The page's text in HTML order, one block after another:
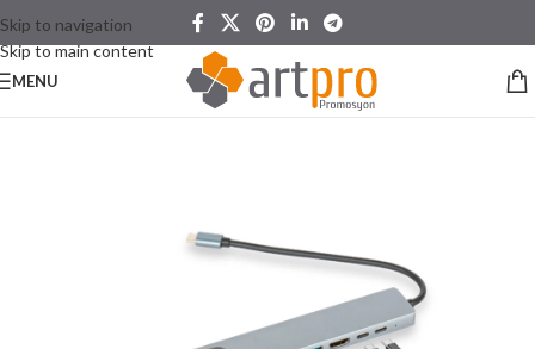
Skip to navigation
Skip to main content
MENU